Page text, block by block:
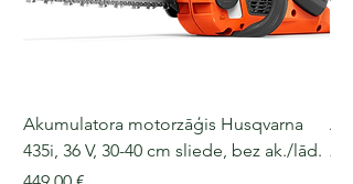
Akumulatora motorzāģis Husqvarna
435i, 36 V, 30-40 cm sliede, bez ak./lād.
Cena